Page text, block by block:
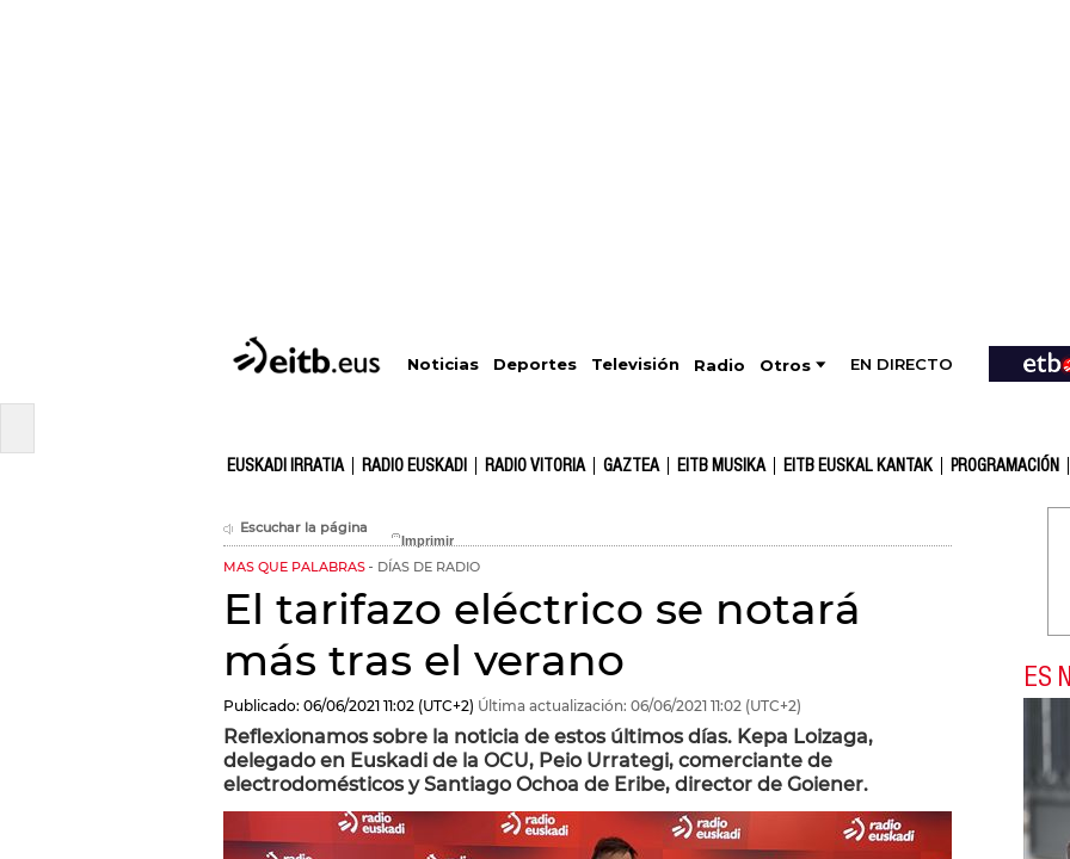
Noticias Deportes Televisión Radio Otros EN DIRECTO
EUSKADI IRRATIA RADIO EUSKADI RADIO VITORIA GAZTEA EITB MUSIKA EITB EUSKAL KANTAK PROGRAMACIÓN
Escuchar la página
MAS QUE PALABRAS DÍAS DE RADIO
El tarifazo eléctrico se notará
más tras el verano
Publicado: 06/06/2021 11:02 (UTC+2) Última actualización: 06/06/2021 11:02 (UTC+2)
Reflexionamos sobre la noticia de estos últimos días. Kepa Loizaga,
delegado en Euskadi de la OCU, Peio Urrategi, comerciante de
electrodomésticos y Santiago Ochoa de Eribe, director de Goiener.
ES